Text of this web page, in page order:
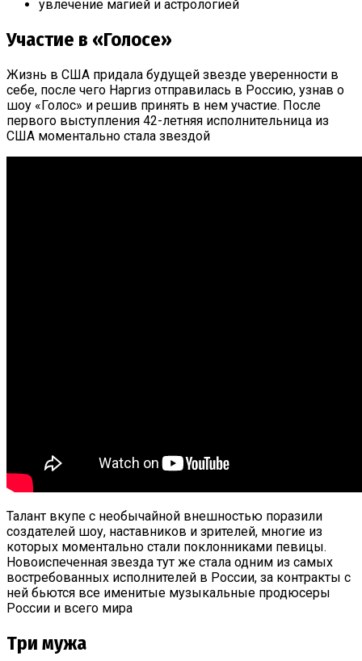
увлечение магией и астрологией
Участие в «Голосе»
Жизнь в США придала будущей звезде уверенности в
себе, после чего Наргиз отправилась в Россию, узнав о
шоу «Голос» и решив принять в нем участие. После
первого выступления 42-летняя исполнительница из
США моментально стала звездой
Талант вкупе с необычайной внешностью поразили
создателей шоу, наставников и зрителей, многие из
которых моментально стали поклонниками певицы.
Новоиспеченная звезда тут же стала одним из самых
востребованных исполнителей в России, за контракты с
ней бьются все именитые музыкальные продюсеры
России и всего мира
Три мужа